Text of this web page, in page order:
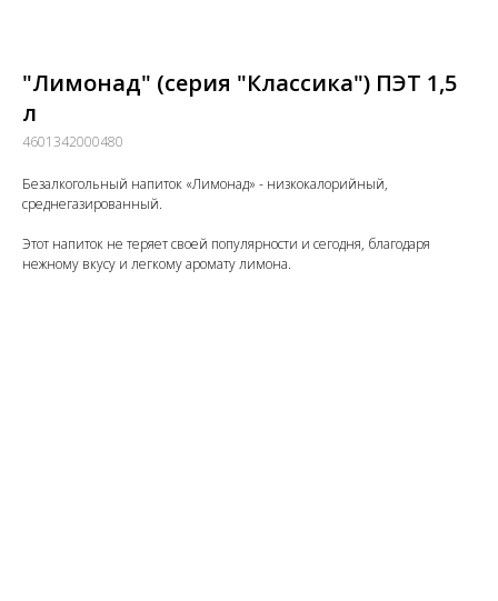
"Лимонад" (серия "Классика") ПЭТ 1,5
л
4601342000480
Безалкогольный напиток «Лимонад» - низкокалорийный,
среднегазированный.
Этот напиток не теряет своей популярности и сегодня, благодаря
нежному вкусу и легкому аромату лимона.